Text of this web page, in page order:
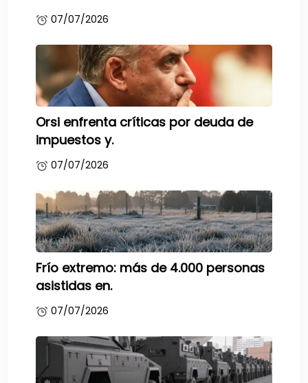
07/07/2026
Orsi enfrenta críticas por deuda de
impuestos y.
07/07/2026
Frío extremo: más de 4.000 personas
asistidas en.
07/07/2026